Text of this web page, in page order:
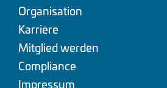
Organisation
Karriere
Mitglied werden
Compliance
Impressum